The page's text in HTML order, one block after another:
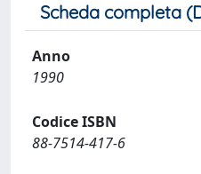
Scheda completa
Anno
1990
Codice ISBN
88-7514-417-6